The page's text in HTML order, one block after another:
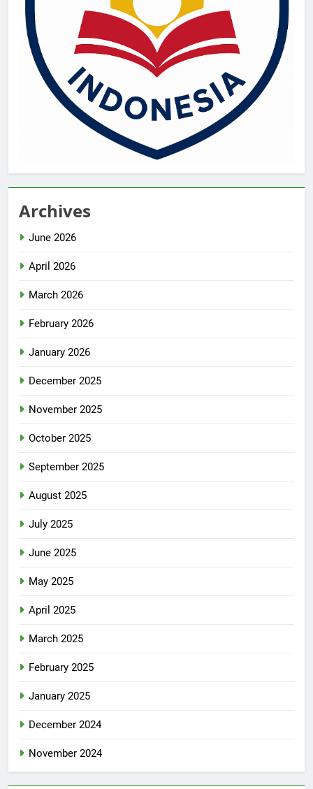
Archives
June 2026
April 2026
March 2026
February 2026
January 2026
December 2025
November 2025
October 2025
September 2025
August 2025
July 2025
June 2025
May 2025
April 2025
March 2025
February 2025
January 2025
December 2024
November 2024